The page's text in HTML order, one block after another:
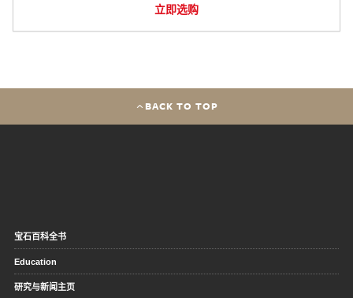
立即选购
BACK TO TOP
宝石百科全书
Education
研究与新闻主页